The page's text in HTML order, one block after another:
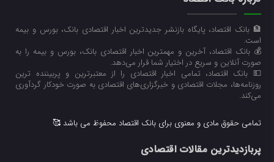
🏦 بانک اقتصاد، پایگاه بازنشر جدیدترین اخبار اقتصادی بانک، بورس و بیمه
است.
💰 بانک اقتصاد، آخرین و مهمترین اخبار اقتصادی بانک، بورس و بیمه را به
صورت آنلاین و سریع در اختیار شما قرار می‌‌دهد.
💵 بانک اقتصاد، تمامی اخبار اقتصادی را از معتبرترین و پربیننده ترین
روزنامه‌ها، مجلات اقتصادی و خبرگزاری‌های اقتصادی به صورت خودکار گردآوری
می‌کند.
تمامی حقوق مادی و معنوی برای بانک اقتصاد محفوظ می باشد 🥰
پربازدیدترین مقالات اقتصادی